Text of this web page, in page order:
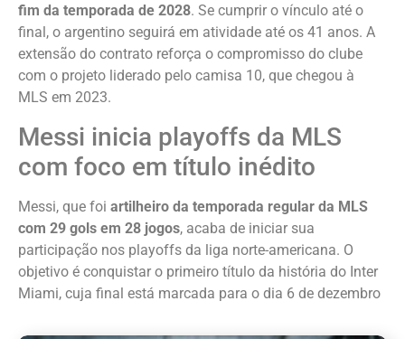
fim da temporada de 2028. Se cumprir o vínculo até o
final, o argentino seguirá em atividade até os 41 anos. A
extensão do contrato reforça o compromisso do clube
com o projeto liderado pelo camisa 10, que chegou à
MLS em 2023.
Messi inicia playoffs da MLS
com foco em título inédito
Messi, que foi artilheiro da temporada regular da MLS
com 29 gols em 28 jogos, acaba de iniciar sua
participação nos playoffs da liga norte-americana. O
objetivo é conquistar o primeiro título da história do Inter
Miami, cuja final está marcada para o dia 6 de dezembro